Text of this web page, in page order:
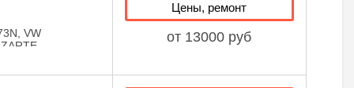
VW
Цены, ремонт
от 13000 руб